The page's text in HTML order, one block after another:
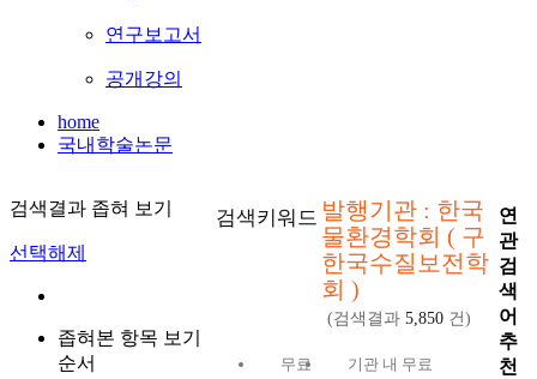
연구보고서
공개강의
home
국내학술논문
검색결과 좁혀 보기
선택해제
좁혀본 항목 보기
순서
검색키워드 발행기관 : 한국
물환경학회 ( 구
한국수질보전학
회 )
(검색결과 5,850 건)
무료
기관 내 무료
연
관
검
색
어
추
천